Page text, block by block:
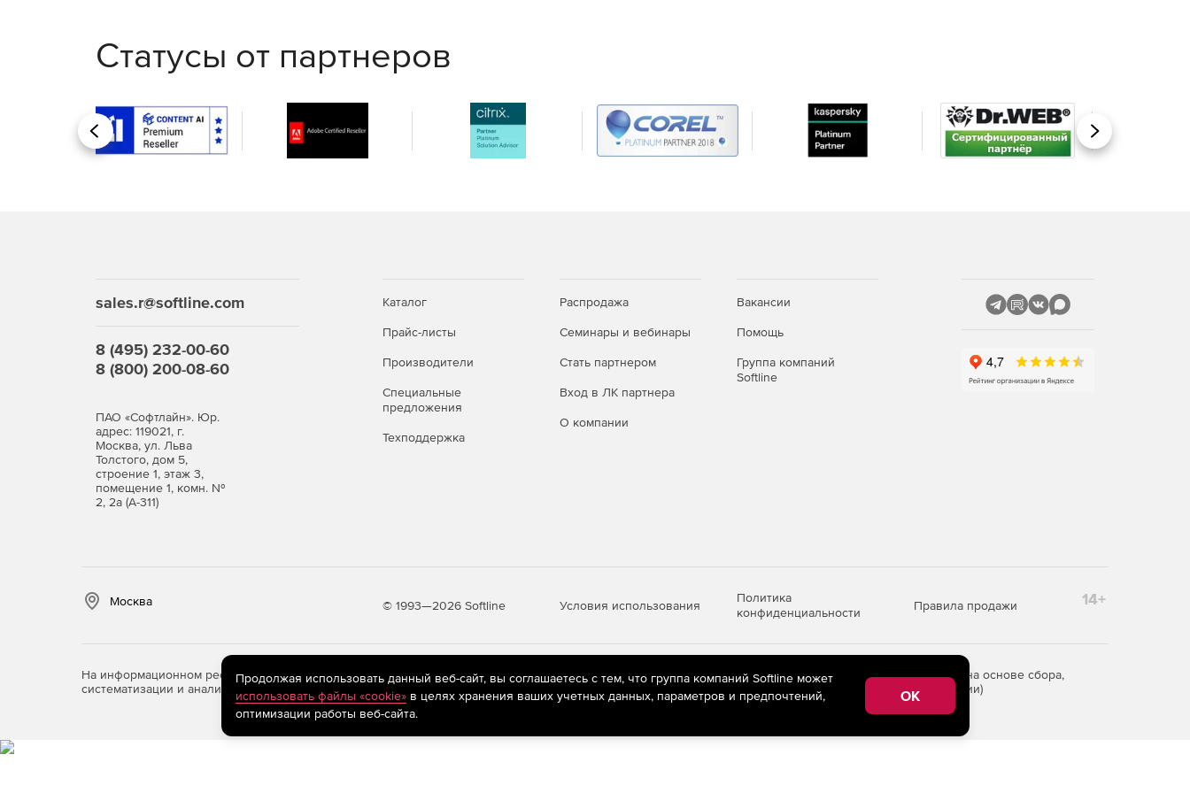
приложений на
серверах Windows
шлюзов и почтовых
серверов
Безопасность
мобильных устройств
Контроль программ,
Анализ уязвимостей
и защита от
+ + +
Статусы от партнеров
Назад Вперед
sales.r@softline.com
8 (495) 232-00-60
8 (800) 200-08-60
ПАО «Софтлайн». Юр.
адрес: 119021, г.
Москва, ул. Льва
Толстого, дом 5,
строение 1, этаж 3,
помещение 1, комн. №
2, 2а (А-311)
Каталог
Прайс-листы
Производители
Специальные
предложения
Техподдержка
Распродажа
Семинары и вебинары
Стать партнером
Вход в ЛК партнера
О компании
Вакансии
Помощь
Группа компаний
Softline
Москва © 1993—2026 Softline Условия использования
Политика
конфиденциальности
Правила продажи 14+
На информационном ресурсе store.softline.ru применяютсярекомендательные технологии(информационные технологии предоставления информации на основе сбора,
систематизации и анализа сведений, относящихся к предпочтениям пользователей сети «Интернет», находящихся на территории Российской Федерации)
Продолжая использовать данный веб-сайт, вы соглашаетесь с тем, что группа компаний Softline может
использовать файлы «cookie»в целях хранения ваших учетных данных, параметров и предпочтений,
оптимизации работы веб-сайта.
OK